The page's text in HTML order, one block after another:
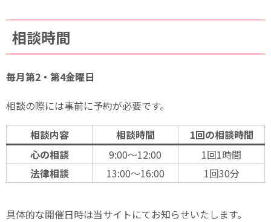
相談時間
毎月第2・第4金曜日
相談の際には事前に予約が必要です。
相談内容
相談時間
1回の相談時間
心の相談
9:00～12:00
1回1時間
法律相談
13:00～16:00 1回30分
具体的な開催日時は当サイトにてお知らせいたします。